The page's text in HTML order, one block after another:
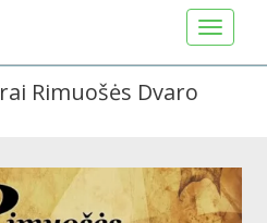
Rimuošės Dvaro